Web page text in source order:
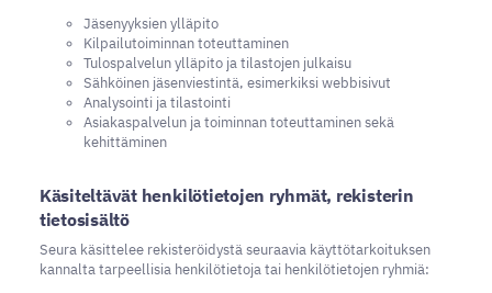
Jäsenyyksien ylläpito
Kilpailutoiminnan toteuttaminen
Tulospalvelun ylläpito ja tilastojen julkaisu
Sähköinen jäsenviestintä, esimerkiksi webbisivut
Analysointi ja tilastointi
Asiakaspalvelun ja toiminnan toteuttaminen sekä
kehittäminen
Käsiteltävät henkilötietojen ryhmät, rekisterin
tietosisältö
Seura käsittelee rekisteröidystä seuraavia käyttötarkoituksen
kannalta tarpeellisia henkilötietoja tai henkilötietojen ryhmiä: